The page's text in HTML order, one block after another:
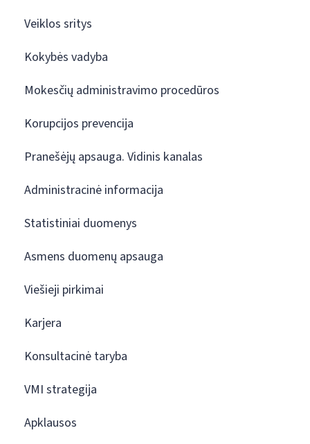
Veiklos sritys
Kokybės vadyba
Mokesčių administravimo procedūros
Korupcijos prevencija
Pranešėjų apsauga. Vidinis kanalas
Administracinė informacija
Statistiniai duomenys
Asmens duomenų apsauga
Viešieji pirkimai
Karjera
Konsultacinė taryba
VMI strategija
Apklausos